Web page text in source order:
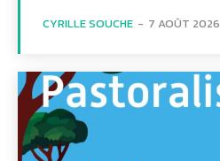
CYRILLE SOUCHE - 7 AOÛT 2026